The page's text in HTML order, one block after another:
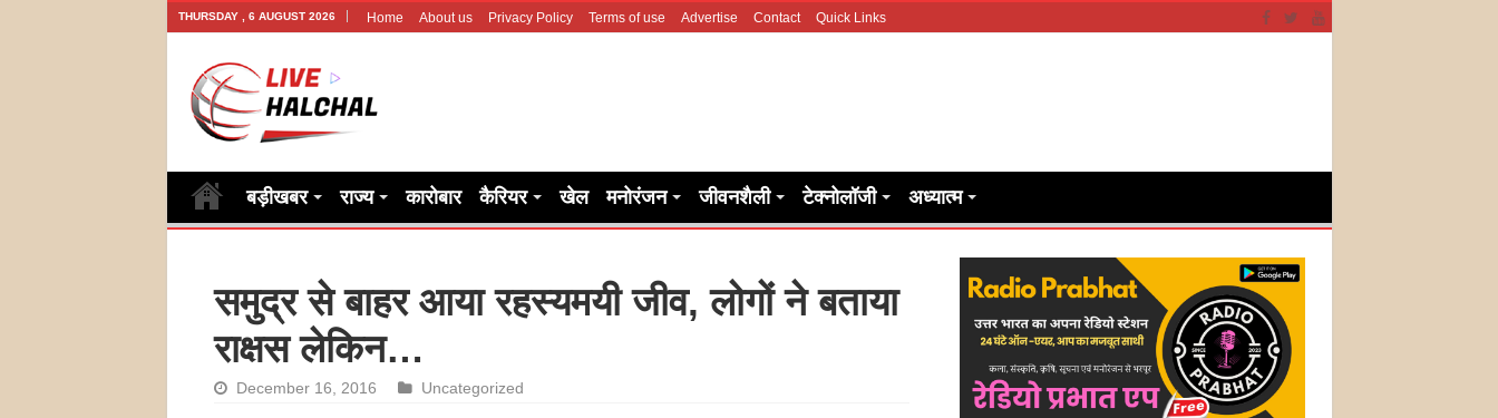
THURSDAY , 6 AUGUST 2026 Home About us Privacy Policy Terms of use Advertise Contact Quick Links
बड़ीखबर राज्य कारोबार कैरियर खेल मनोरंजन जीवनशैली टेक्नोलॉजी अध्यात्म
समुद्र से बाहर आया रहस्यमयी जीव, लोगों ने बताया
राक्षस लेकिन…
December 16, 2016 Uncategorized